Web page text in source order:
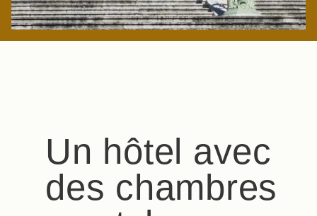
Un hôtel avec
des chambres